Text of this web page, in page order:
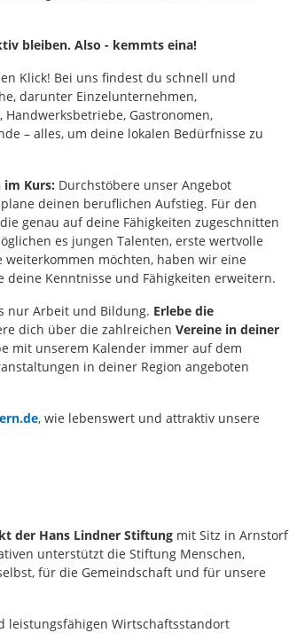
bleiben. Also - kemmts eina!
Klick! Bei uns findest du schnell und
darunter Einzelunternehmen,
Gastronomen,
– alles, um deine lokalen Bedürfnisse zu
im Kurs: Durchstöbere unser Angebot
deinen beruflichen Aufstieg. Für den
genau auf deine Fähigkeiten zugeschnitten
es jungen Talenten, erste wertvolle
möchten, haben wir eine
deine Kenntnisse und Fähigkeiten erweitern.
nur Arbeit und Bildung. Erlebe die
dich über die zahlreichen Vereine in deiner
mit unserem Kalender immer auf dem
in deiner Region angeboten
, wie lebenswert und attraktiv unsere
der Hans Lindner Stiftung mit Sitz in Arnstorf
unterstützt die Stiftung Menschen,
für die Gemeindschaft und für unsere
leistungsfähigen Wirtschaftsstandort